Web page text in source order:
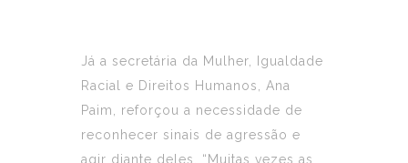
Já a secretária da Mulher, Igualdade
Racial e Direitos Humanos, Ana
Paim, reforçou a necessidade de
reconhecer sinais de agressão e
agir diante deles. “Muitas vezes as